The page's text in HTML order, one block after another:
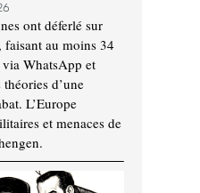
ont déferlé sur
faisant au moins 34
WhatsApp et
d’une
L’Europe
et menaces de